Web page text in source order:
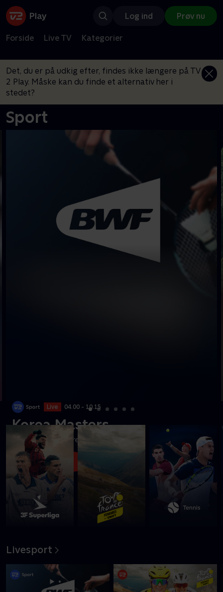
Log ind Prøv nu
Forside Live TV Kategorier
Det, du er på udkig efter, findes ikke længere på TV
2 Play. Måske kan du finde et alternativ her i
stedet?
Sport
Live 04.00 - 10.15
Korea Masters
Se finalerne fra Korea Masters
Se med nu
Livesport